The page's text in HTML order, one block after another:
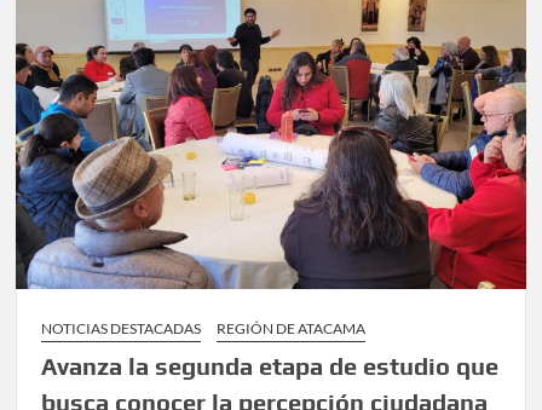
NOTICIAS DESTACADAS REGIÓN DE ATACAMA
Avanza la segunda etapa de estudio que
busca conocer la percepción ciudadana